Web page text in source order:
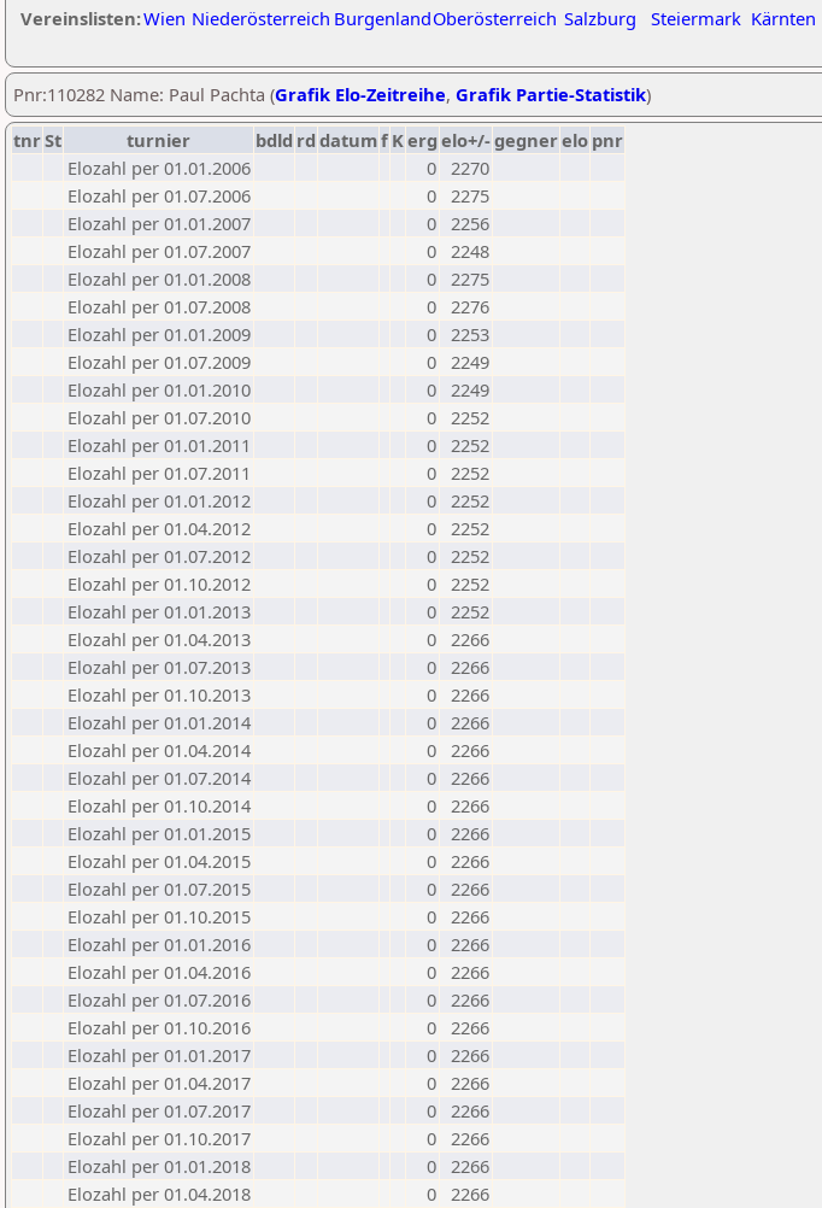
Vereinslisten:Wien Niederösterreich BurgenlandOberösterreich Salzburg Steiermark Kärnten
Pnr:110282 Name: Paul Pachta (Grafik Elo-Zeitreihe, Grafik Partie-Statistik)
tnrSt turnier bdld rd datumf Kerg elo+/-gegnerelo pnr
Elozahl per 01.01.2006
0 2270
Elozahl per 01.07.2006
0 2275
Elozahl per 01.01.2007
0 2256
Elozahl per 01.07.2007
0 2248
Elozahl per 01.01.2008
0 2275
Elozahl per 01.07.2008
0 2276
Elozahl per 01.01.2009
0 2253
Elozahl per 01.07.2009
0 2249
Elozahl per 01.01.2010
0 2249
Elozahl per 01.07.2010
0 2252
Elozahl per 01.01.2011
0 2252
Elozahl per 01.07.2011
0 2252
Elozahl per 01.01.2012
0 2252
Elozahl per 01.04.2012
0 2252
Elozahl per 01.07.2012
0 2252
Elozahl per 01.10.2012
0 2252
Elozahl per 01.01.2013
0 2252
Elozahl per 01.04.2013
0 2266
Elozahl per 01.07.2013
0 2266
Elozahl per 01.10.2013
0 2266
Elozahl per 01.01.2014
0 2266
Elozahl per 01.04.2014
0 2266
Elozahl per 01.07.2014
0 2266
Elozahl per 01.10.2014
0 2266
Elozahl per 01.01.2015
0 2266
Elozahl per 01.04.2015
0 2266
Elozahl per 01.07.2015
0 2266
Elozahl per 01.10.2015
0 2266
Elozahl per 01.01.2016
0 2266
Elozahl per 01.04.2016
0 2266
Elozahl per 01.07.2016
0 2266
Elozahl per 01.10.2016
0 2266
Elozahl per 01.01.2017
0 2266
Elozahl per 01.04.2017
0 2266
Elozahl per 01.07.2017
0 2266
Elozahl per 01.10.2017
0 2266
Elozahl per 01.01.2018
0 2266
Elozahl per 01.04.2018
0 2266